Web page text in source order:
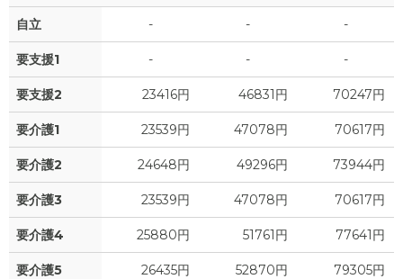
自立 - - -
要支援1 - - -
要支援2 23416円 46831円 70247円
要介護1 23539円 47078円 70617円
要介護2 24648円 49296円 73944円
要介護3 23539円 47078円 70617円
要介護4 25880円 51761円 77641円
要介護5 26435円 52870円 79305円